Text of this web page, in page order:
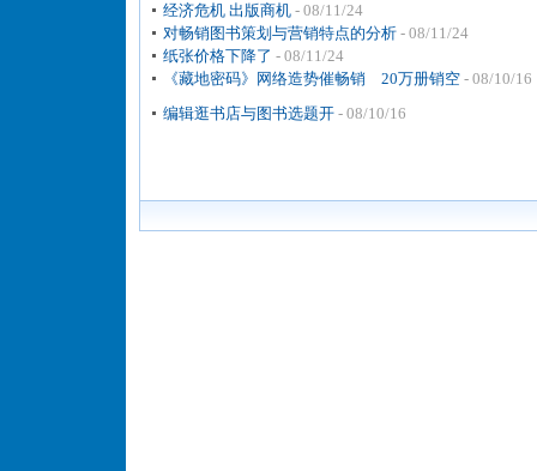
经济危机 出版商机 - 08/11/24
对畅销图书策划与营销特点的分析 - 08/11/24
纸张价格下降了 - 08/11/24
《藏地密码》网络造势催畅销 20万册销空 - 08/10/16
编辑逛书店与图书选题开 - 08/10/16